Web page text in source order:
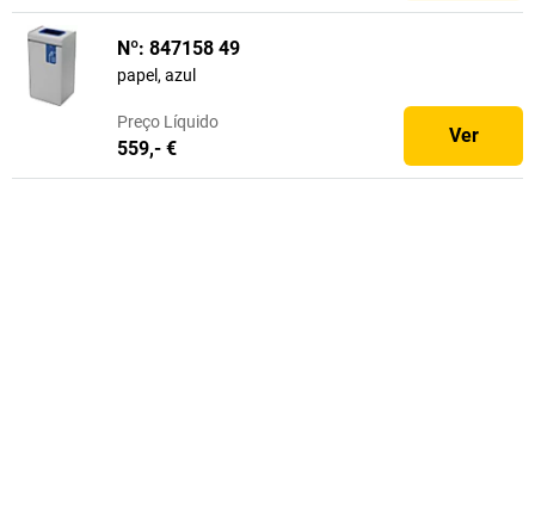
Nº: 847158 49
papel, azul
Preço Líquido
559,- €
Ver